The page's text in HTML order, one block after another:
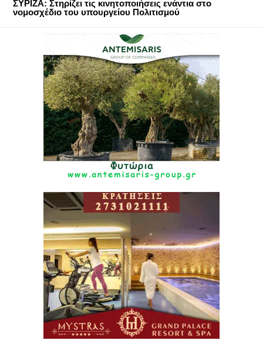
ΣΥΡΙΖΑ: Στηρίζει τις κινητοποιήσεις ενάντια στο
νομοσχέδιο του υπουργείου Πολιτισμού